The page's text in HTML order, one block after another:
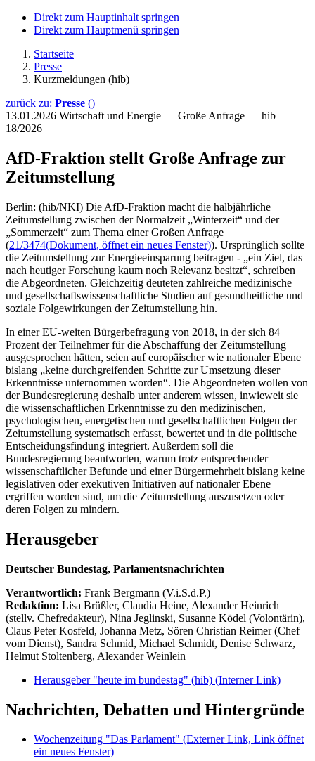
Direkt zum Hauptinhalt springen
Direkt zum Hauptmenü springen
Startseite
Presse
Kurzmeldungen (hib)
zurück zu: Presse ()
13.01.2026 Wirtschaft und Energie — Große Anfrage — hib
18/2026
AfD-Fraktion stellt Große Anfrage zur
Zeitumstellung
Berlin: (hib/NKI) Die AfD-Fraktion macht die halbjährliche
Zeitumstellung zwischen der Normalzeit „Winterzeit“ und der
„Sommerzeit“ zum Thema einer Großen Anfrage
(21/3474(Dokument, öffnet ein neues Fenster)). Ursprünglich sollte
die Zeitumstellung zur Energieeinsparung beitragen - „ein Ziel, das
nach heutiger Forschung kaum noch Relevanz besitzt“, schreiben
die Abgeordneten. Gleichzeitig deuteten zahlreiche medizinische
und gesellschaftswissenschaftliche Studien auf gesundheitliche und
soziale Folgewirkungen der Zeitumstellung hin.
In einer EU-weiten Bürgerbefragung von 2018, in der sich 84
Prozent der Teilnehmer für die Abschaffung der Zeitumstellung
ausgesprochen hätten, seien auf europäischer wie nationaler Ebene
bislang „keine durchgreifenden Schritte zur Umsetzung dieser
Erkenntnisse unternommen worden“. Die Abgeordneten wollen von
der Bundesregierung deshalb unter anderem wissen, inwieweit sie
die wissenschaftlichen Erkenntnisse zu den medizinischen,
psychologischen, energetischen und gesellschaftlichen Folgen der
Zeitumstellung systematisch erfasst, bewertet und in die politische
Entscheidungsfindung integriert. Außerdem soll die
Bundesregierung beantworten, warum trotz entsprechender
wissenschaftlicher Befunde und einer Bürgermehrheit bislang keine
legislativen oder exekutiven Initiativen auf nationaler Ebene
ergriffen worden sind, um die Zeitumstellung auszusetzen oder
deren Folgen zu mindern.
Herausgeber
Deutscher Bundestag, Parlamentsnachrichten
Verantwortlich: Frank Bergmann (V.i.S.d.P.)
Redaktion: Lisa Brüßler, Claudia Heine, Alexander Heinrich
(stellv. Chefredakteur), Nina Jeglinski, Susanne Ködel (Volontärin),
Claus Peter Kosfeld, Johanna Metz, Sören Christian Reimer (Chef
vom Dienst), Sandra Schmid, Michael Schmidt, Denise Schwarz,
Helmut Stoltenberg, Alexander Weinlein
Herausgeber "heute im bundestag" (hib) (Interner Link)
Nachrichten, Debatten und Hintergründe
Wochenzeitung "Das Parlament" (Externer Link, Link öffnet
ein neues Fenster)